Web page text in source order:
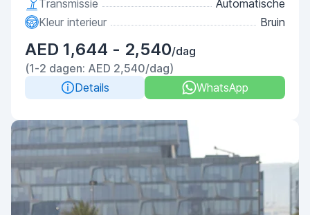
Transmissie
Automatische
Kleur interieur
Bruin
AED 1,644 - 2,540/dag
(1-2 dagen: AED 2,540/dag)
Details
WhatsApp